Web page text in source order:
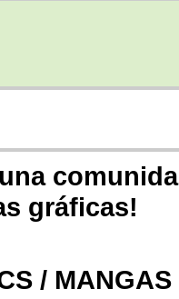
gráficas!
/